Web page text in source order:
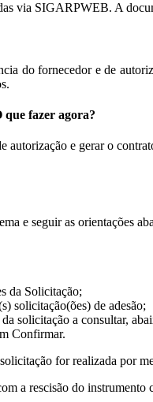
via SIGARPWEB. A
do fornecedor e de
fazer agora?
e gerar o
e seguir as orientações
da Solicitação;
solicitação(ões) de adesão;
solicitação a consultar,
Confirmar.
for realizada por
a rescisão do instrumento